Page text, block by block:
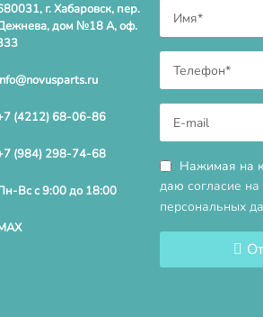
г. Хабаровск, пер.
дом №18 А, оф.
(4212) 68-06-86
(984) 298-74-68
Вс с 9:00 до 18:00
Нажимая на
даю согласие
персональных